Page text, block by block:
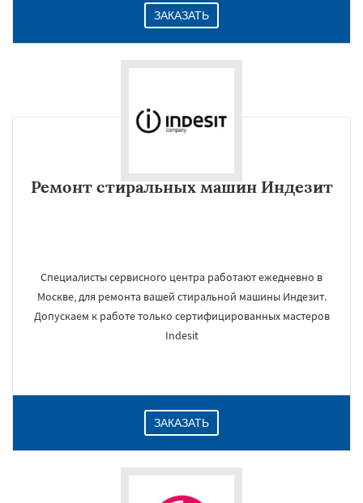
ЗАКАЗАТЬ
Ремонт стиральных машин Индезит
Специалисты сервисного центра работают ежедневно в
Москве, для ремонта вашей стиральной машины Индезит.
Допускаем к работе только сертифицированных мастеров
Indesit
ЗАКАЗАТЬ